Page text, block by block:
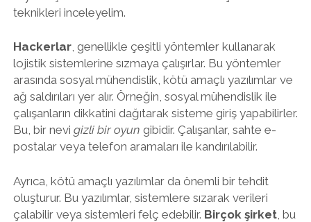
teknikleri inceleyelim.
Hackerlar, genellikle çeşitli yöntemler kullanarak
lojistik sistemlerine sızmaya çalışırlar. Bu yöntemler
arasında sosyal mühendislik, kötü amaçlı yazılımlar ve
ağ saldırıları yer alır. Örneğin, sosyal mühendislik ile
çalışanların dikkatini dağıtarak sisteme giriş yapabilirler.
Bu, bir nevi gizli bir oyun gibidir. Çalışanlar, sahte e-
postalar veya telefon aramaları ile kandırılabilir.
Ayrıca, kötü amaçlı yazılımlar da önemli bir tehdit
oluşturur. Bu yazılımlar, sistemlere sızarak verileri
çalabilir veya sistemleri felç edebilir. Birçok şirket, bu